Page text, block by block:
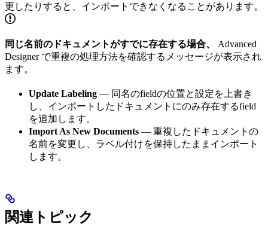
更したりすると、インポートできなくなることがあります。
同じ名前のドキュメントがすでに存在する場合、
Advanced
Designer で重複の処理方法を確認するメッセージが表示され
ます。
Update Labeling — 同名のfieldの位置と設定を上書き
し、インポートしたドキュメントにのみ存在するfield
を追加します。
Import As New Documents — 重複したドキュメントの
名前を変更し、ラベル付けを保持したままインポート
します。
関連トピック